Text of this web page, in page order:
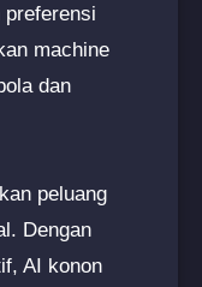
machine
dan
peluang
Dengan
AI konon